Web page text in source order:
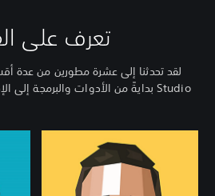
تعرف على
Studio بدايةً من الأدوات والبرمجة إلى الإخراج الفني وكتابة القصص.